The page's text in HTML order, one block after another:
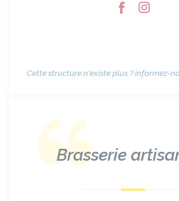
Cette structure n'existe plus ? informez-
Brasserie